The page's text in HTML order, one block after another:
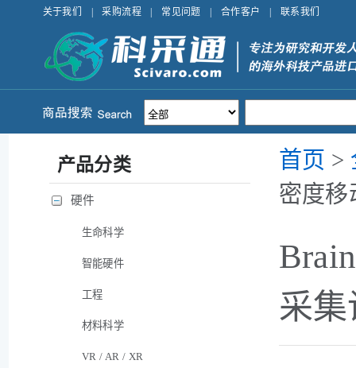
关于我们 采购流程 常见问题 合作客户 联系我们
首页 >
密度移
采
产品分类
硬件
生命科学
智能硬件
工程
材料科学
VR / AR / XR